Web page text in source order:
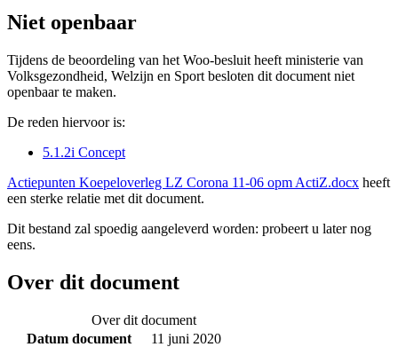
Niet openbaar
Tijdens de beoordeling van het Woo-besluit heeft ministerie van
Volksgezondheid, Welzijn en Sport besloten dit document niet
openbaar te maken.
De reden hiervoor is:
5.1.2i Concept
Actiepunten Koepeloverleg LZ Corona 11-06 opm ActiZ.docx heeft
een sterke relatie met dit document.
Dit bestand zal spoedig aangeleverd worden: probeert u later nog
eens.
Over dit document
Over dit document
Datum document
11 juni 2020